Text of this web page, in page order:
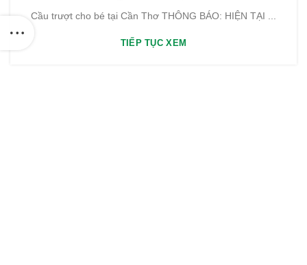
Cầu trượt cho bé tại Cần Thơ THÔNG BÁO: HIỆN TẠI ...
TIẾP TỤC XEM